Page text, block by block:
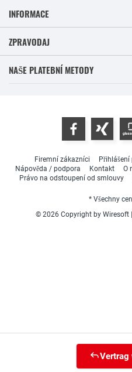
INFORMACE
ZPRAVODAJ
NAŠE PLATEBNÍ METODY
Firemní zákazníci Přihlášení
Nápověda / podpora
Kontakt O
Právo na odstoupení od smlouvy
* Všechny
© 2026 Copyright by Wiresoft
Vertrag